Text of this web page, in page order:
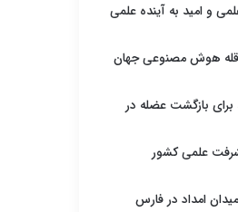
و امید به آینده علمی
قله هوش مصنوعی جهان
برای بازگشت عضله در
علمی کشور
امداد در فارس